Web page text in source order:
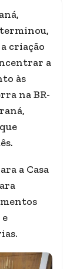
criação
a
às
na BR-
a Casa